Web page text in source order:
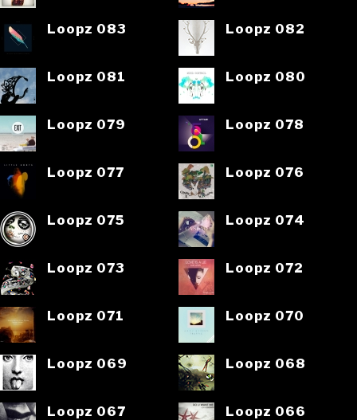
Loopz 083 Loopz 082
Loopz 081 Loopz 080
Loopz 079 Loopz 078
Loopz 077 Loopz 076
Loopz 075 Loopz 074
Loopz 073 Loopz 072
Loopz 071 Loopz 070
Loopz 069 Loopz 068
Loopz 067 Loopz 066